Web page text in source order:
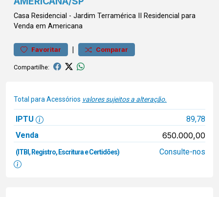
Casa Residencial - Jardim Terramérica II
Residencial para
Venda em Americana
Favoritar | Comparar
Compartilhe:
Total para Acessórios valores sujeitos a alteração.
IPTU
89,78
Venda
650.000,00
(ITBI, Registro, Escritura e Certidões) Consulte-nos